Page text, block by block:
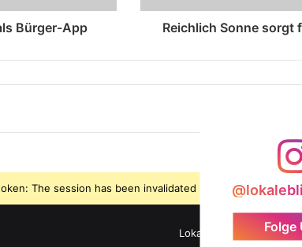
Bürger-App Reichlich Sonne sorgt
Folge
The session has been invalidated because the user
LokaleBlicke ©2026 -